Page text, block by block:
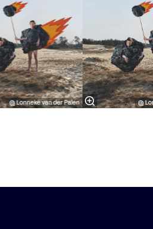
@ Lonneke van der Palen @